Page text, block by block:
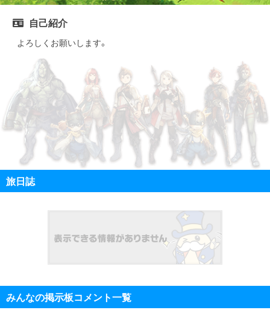
自己紹介
よろしくお願いします。
旅日誌
みんなの掲示板コメント一覧